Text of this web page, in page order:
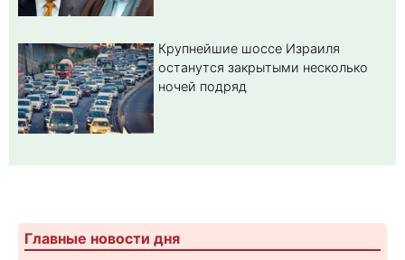
Крупнейшие шоссе Израиля
останутся закрытыми несколько
ночей подряд
Главные новости дня